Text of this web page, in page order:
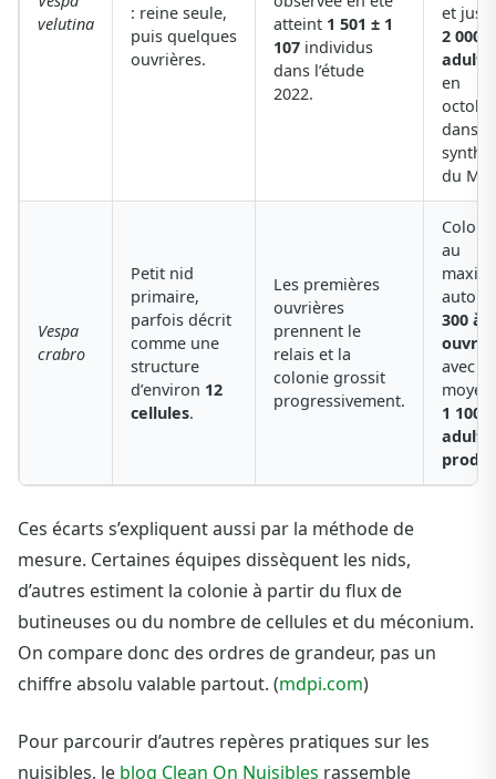
velutina
: reine seule,
puis quelques
ouvrières.
atteint 1 501 ± 1
107 individus
dans l’étude
2022.
et
2 000
en
dans la
du
Vespa
crabro
Petit nid
primaire,
parfois décrit
comme une
structure
d’environ 12
cellules.
Les premières
ouvrières
prennent le
relais et la
colonie grossit
progressivement.
au
autour
300 à
avec
1 100
Ces écarts s’expliquent aussi par la méthode de
mesure. Certaines équipes dissèquent les nids,
d’autres estiment la colonie à partir du flux de
butineuses ou du nombre de cellules et du méconium.
On compare donc des ordres de grandeur, pas un
chiffre absolu valable partout. (mdpi.com)
Pour parcourir d’autres repères pratiques sur les
nuisibles, le blog Clean On Nuisibles rassemble